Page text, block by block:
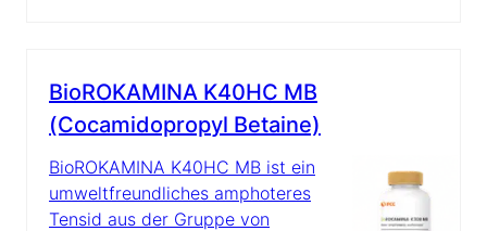
BioROKAMINA K40HC MB
(Cocamidopropyl Betaine)
BioROKAMINA K40HC MB ist ein
umweltfreundliches amphoteres
Tensid aus der Gruppe von